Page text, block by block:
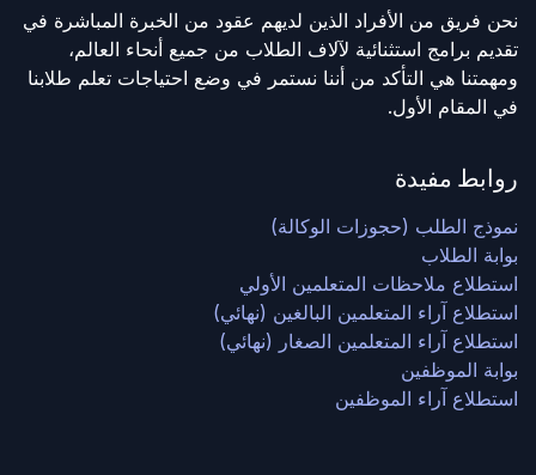
نحن فريق من الأفراد الذين لديهم عقود من الخبرة المباشرة في
تقديم برامج استثنائية لآلاف الطلاب من جميع أنحاء العالم،
ومهمتنا هي التأكد من أننا نستمر في وضع احتياجات تعلم طلابنا
في المقام الأول.
روابط مفيدة
نموذج الطلب (حجوزات الوكالة)
بوابة الطلاب
استطلاع ملاحظات المتعلمين الأولي
استطلاع آراء المتعلمين البالغين (نهائي)
استطلاع آراء المتعلمين الصغار (نهائي)
بوابة الموظفين
استطلاع آراء الموظفين